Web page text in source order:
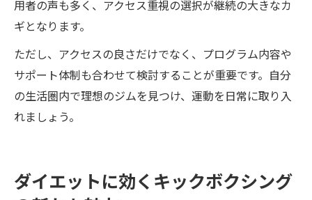
用者の声も多く、アクセス重視の選択が継続の大きなカ
ギとなります。
ただし、アクセスの良さだけでなく、プログラム内容や
サポート体制も合わせて検討することが重要です。自分
の生活圏内で理想のジムを見つけ、運動を日常に取り入
れましょう。
ダイエットに効くキックボクシング